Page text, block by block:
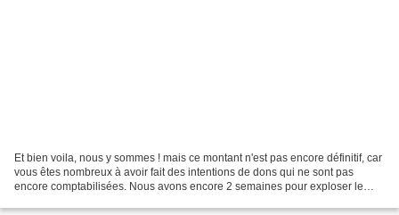
Et bien voila, nous y sommes ! mais ce montant n'est pas encore définitif, car
vous êtes nombreux à avoir fait des intentions de dons qui ne sont pas
encore comptabilisées. Nous avons encore 2 semaines pour exploser le